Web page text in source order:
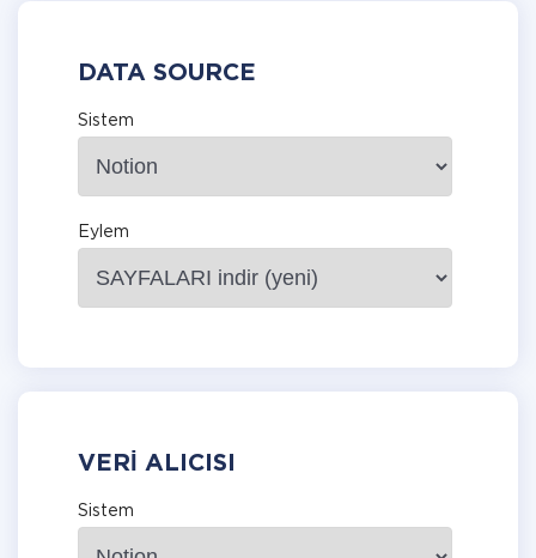
DATA SOURCE
Sistem
Eylem
VERI ALICISI
Sistem